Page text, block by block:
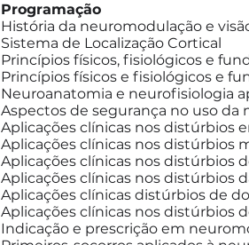
Programação
História da neuromodulação e
Sistema de Localização Cortical
Princípios físicos, fisiológicos e
Princípios físicos e fisiológicos e
Neuroanatomia e neurofisiologia
Aspectos de segurança no uso da
Aplicações clínicas nos distúrbios
Aplicações clínicas nos distúrbios
Aplicações clínicas nos distúrbios
Aplicações clínicas nos distúrbios
Aplicações clínicas distúrbios de
Aplicações clínicas nos distúrbios
Indicação e prescrição em